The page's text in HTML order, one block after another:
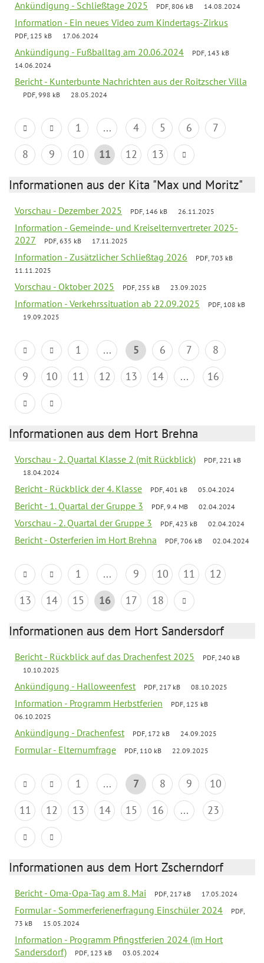
Ankündigung - Schließtage 2025 PDF, 806 kB 14.08.2024
Information - Ein neues Video zum Kindertags-Zirkus
PDF, 125 kB 17.06.2024
Ankündigung - Fußballtag am 20.06.2024
PDF, 143 kB
14.06.2024
Bericht - Kunterbunte Nachrichten aus der Roitzscher Villa
PDF, 998 kB 28.05.2024
1 ... 4 5 6
7
8
9 10 11 12 13
Informationen aus der Kita "Max und Moritz"
Vorschau - Dezember 2025 PDF, 146 kB 26.11.2025
Information - Gemeinde- und Kreiselternvertreter 2025-
2027
PDF, 635 kB 17.11.2025
Information - Zusätzlicher Schließtag 2026
PDF, 703 kB
11.11.2025
Vorschau - Oktober 2025 PDF, 255 kB 23.09.2025
Information - Verkehrssituation ab 22.09.2025
PDF, 108 kB
19.09.2025
1 ... 5 6 7
8
9
10 11 12 13 14 ... 16
Informationen aus dem Hort Brehna
Vorschau - 2. Quartal Klasse 2 (mit Rückblick)
PDF, 221 kB
18.04.2024
Bericht - Rückblick der 4. Klasse PDF, 401 kB 05.04.2024
Bericht - 1. Quartal der Gruppe 3 PDF, 9.4 MB 02.04.2024
Vorschau - 2. Quartal der Gruppe 3 PDF, 423 kB 02.04.2024
Bericht - Osterferien im Hort Brehna PDF, 706 kB 02.04.2024
1 ... 9 10 11
12
13
14 15 16 17 18
Informationen aus dem Hort Sandersdorf
Bericht - Rückblick auf das Drachenfest 2025
PDF, 240 kB
10.10.2025
Ankündigung - Halloweenfest PDF, 217 kB 08.10.2025
Information - Programm Herbstferien
PDF, 125 kB
06.10.2025
Ankündigung - Drachenfest PDF, 172 kB 24.09.2025
Formular - Elternumfrage PDF, 110 kB 22.09.2025
1 ... 7 8 9
10
11
12 13 14 15 16 ... 23
Informationen aus dem Hort Zscherndorf
Bericht - Oma-Opa-Tag am 8. Mai PDF, 217 kB 17.05.2024
Formular - Sommerferienerfragung Einschüler 2024
PDF,
73 kB
15.05.2024
Information - Programm Pfingstferien 2024 (im Hort
Sandersdorf)
PDF, 123 kB 03.05.2024